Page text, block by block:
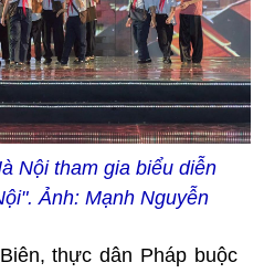
Nội tham gia biểu diễn
Ảnh: Mạnh Nguyễn
thực dân Pháp buộc